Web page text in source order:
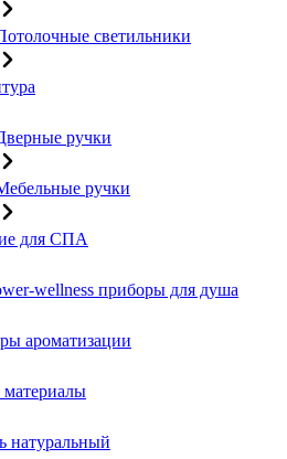
светильники
ручки
ручки
для СПА
wellness приборы для душа
ароматизации
натуральный